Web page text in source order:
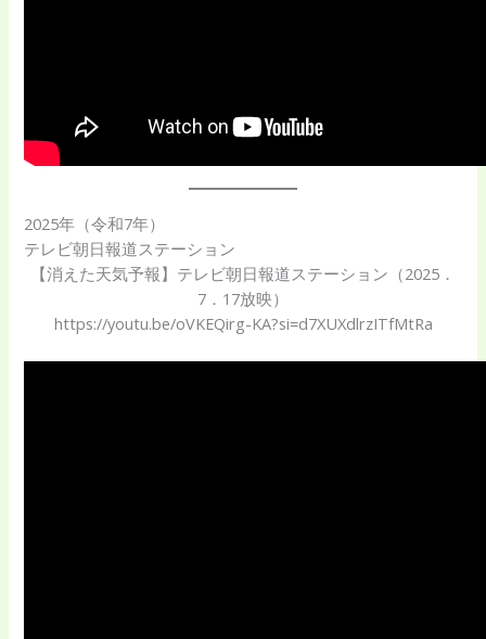
2025年（令和7年）
テレビ朝日報道ステーション
【消えた天気予報】テレビ朝日報道ステーション（2025．
7．17放映）
https://youtu.be/oVKEQirg-KA?si=d7XUXdlrzITfMtRa